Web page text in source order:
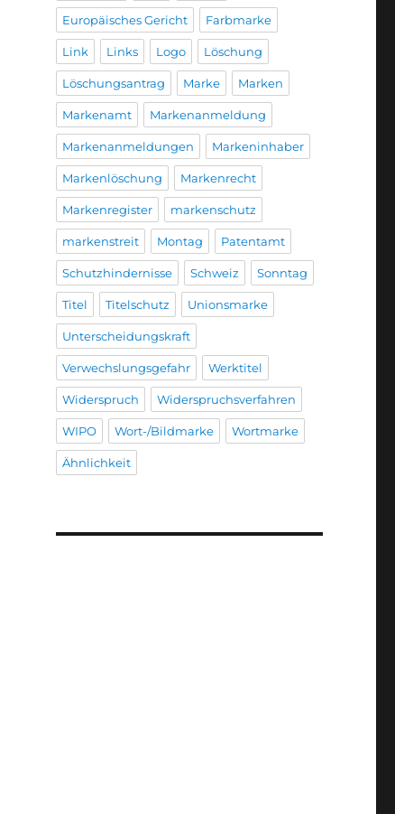
Europäisches Gericht Farbmarke
Link Links Logo Löschung
Löschungsantrag Marke Marken
Markenamt Markenanmeldung
Markenanmeldungen Markeninhaber
Markenlöschung Markenrecht
Markenregister markenschutz
markenstreit Montag Patentamt
Schutzhindernisse Schweiz Sonntag
Titel Titelschutz Unionsmarke
Unterscheidungskraft
Verwechslungsgefahr Werktitel
Widerspruch Widerspruchsverfahren
WIPO Wort-/Bildmarke Wortmarke
Ähnlichkeit